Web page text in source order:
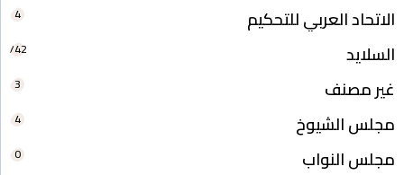
الاتحاد العربي للتحكيم 4
السلايد 742
غير مصنف 3
مجلس الشيوخ 4
مجلس النواب 0